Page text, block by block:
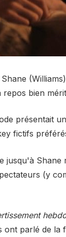
bien
présentait
fictifs
jusqu'à
(y
ont parlé de